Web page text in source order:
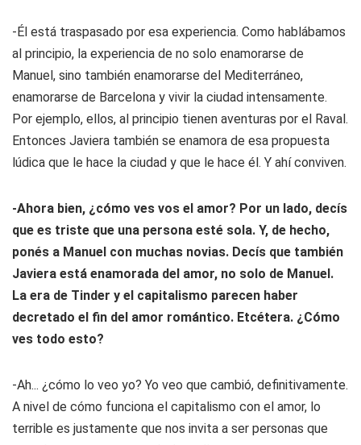
-Él está traspasado por esa experiencia. Como hablábamos
al principio, la experiencia de no solo enamorarse de
Manuel, sino también enamorarse del Mediterráneo,
enamorarse de Barcelona y vivir la ciudad intensamente.
Por ejemplo, ellos, al principio tienen aventuras por el Raval.
Entonces Javiera también se enamora de esa propuesta
lúdica que le hace la ciudad y que le hace él. Y ahí conviven.
-Ahora bien, ¿cómo ves vos el amor? Por un lado, decís
que es triste que una persona esté sola. Y, de hecho,
ponés a Manuel con muchas novias. Decís que también
Javiera está enamorada del amor, no solo de Manuel.
La era de Tinder y el capitalismo parecen haber
decretado el fin del amor romántico. Etcétera. ¿Cómo
ves todo esto?
-Ah... ¿cómo lo veo yo? Yo veo que cambió, definitivamente.
A nivel de cómo funciona el capitalismo con el amor, lo
terrible es justamente que nos invita a ser personas que